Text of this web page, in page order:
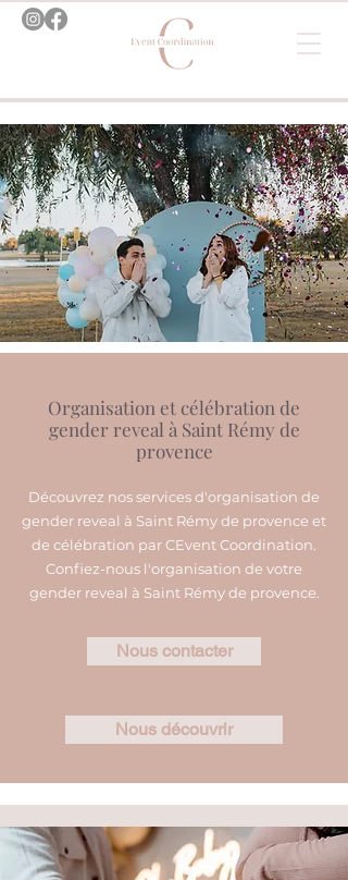
Organisation et célébration de
gender reveal à Saint Rémy de
provence
Découvrez nos services d'organisation de
gender reveal à Saint Rémy de provence et
de célébration par CEvent Coordination.
Confiez-nous l'organisation de votre
gender reveal à Saint Rémy de provence.
Nous contacter
Nous découvrir